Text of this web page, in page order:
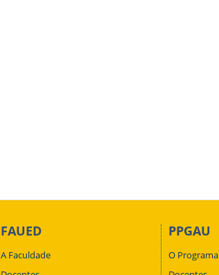
FAUED
A Faculdade
PPGAU
O Programa